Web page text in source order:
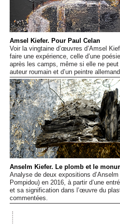
Amsel Kiefer. Pour Paul Celan
Voir la vingtaine d’œuvres d’Amsel
faire une expérience, celle d’une
après les camps, même si elle ne peut
auteur roumain et d’un peintre
Anselm Kiefer. Le plomb et le
Analyse de deux expositions
Pompidou) en 2016, à partir d’une
et sa signification dans l’œuvre du
commentées.